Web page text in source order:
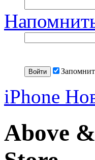
iPhone
Above